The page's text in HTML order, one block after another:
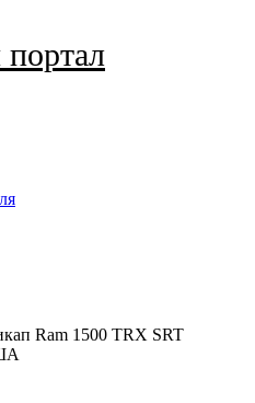
Ram 1500 TRX SRT